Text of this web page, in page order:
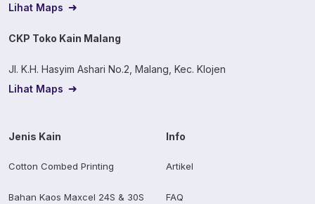
Lihat Maps
CKP Toko Kain Malang
Jl. K.H. Hasyim Ashari No.2, Malang, Kec. Klojen
Lihat Maps
Jenis Kain
Cotton Combed Printing
Bahan Kaos Maxcel 24S & 30S
Info
Artikel
FAQ